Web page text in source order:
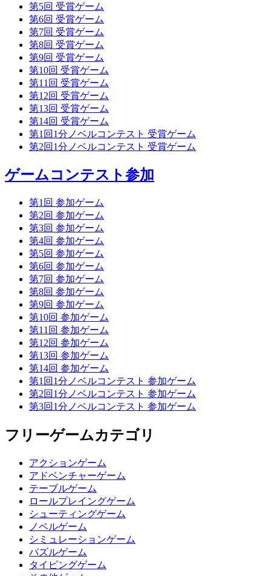
第5回 受賞ゲーム
第6回 受賞ゲーム
第7回 受賞ゲーム
第8回 受賞ゲーム
第9回 受賞ゲーム
第10回 受賞ゲーム
第11回 受賞ゲーム
第12回 受賞ゲーム
第13回 受賞ゲーム
第14回 受賞ゲーム
第1回1分ノベルコンテスト 受賞ゲーム
第2回1分ノベルコンテスト 受賞ゲーム
ゲームコンテスト参加
第1回 参加ゲーム
第2回 参加ゲーム
第3回 参加ゲーム
第4回 参加ゲーム
第5回 参加ゲーム
第6回 参加ゲーム
第7回 参加ゲーム
第8回 参加ゲーム
第9回 参加ゲーム
第10回 参加ゲーム
第11回 参加ゲーム
第12回 参加ゲーム
第13回 参加ゲーム
第14回 参加ゲーム
第1回1分ノベルコンテスト 参加ゲーム
第2回1分ノベルコンテスト 参加ゲーム
第3回1分ノベルコンテスト 参加ゲーム
フリーゲームカテゴリ
アクションゲーム
アドベンチャーゲーム
テーブルゲーム
ロールプレイングゲーム
シューティングゲーム
ノベルゲーム
シミュレーションゲーム
パズルゲーム
タイピングゲーム